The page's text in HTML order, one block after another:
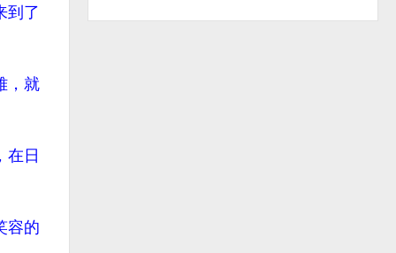
到了
，就
日
容的